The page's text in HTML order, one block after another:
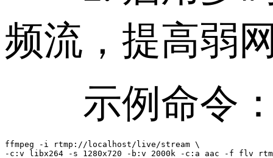
频流，提高弱
示例命令
ffmpeg -i rtmp://localhost/live/stream \